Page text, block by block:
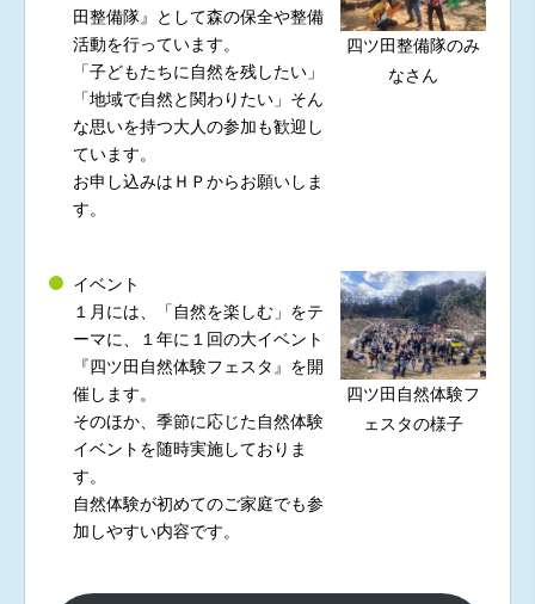
田整備隊』として森の保全や整備
活動を行っています。
「子どもたちに自然を残したい」
「地域で自然と関わりたい」そん
な思いを持つ大人の参加も歓迎し
ています。
お申し込みはＨＰからお願いしま
す。
四ツ田整備隊のみ
なさん
イベント
１月には、「自然を楽しむ」をテ
ーマに、１年に１回の大イベント
『四ツ田自然体験フェスタ』を開
催します。
そのほか、季節に応じた自然体験
イベントを随時実施しておりま
す。
自然体験が初めてのご家庭でも参
加しやすい内容です。
四ツ田自然体験フ
ェスタの様子